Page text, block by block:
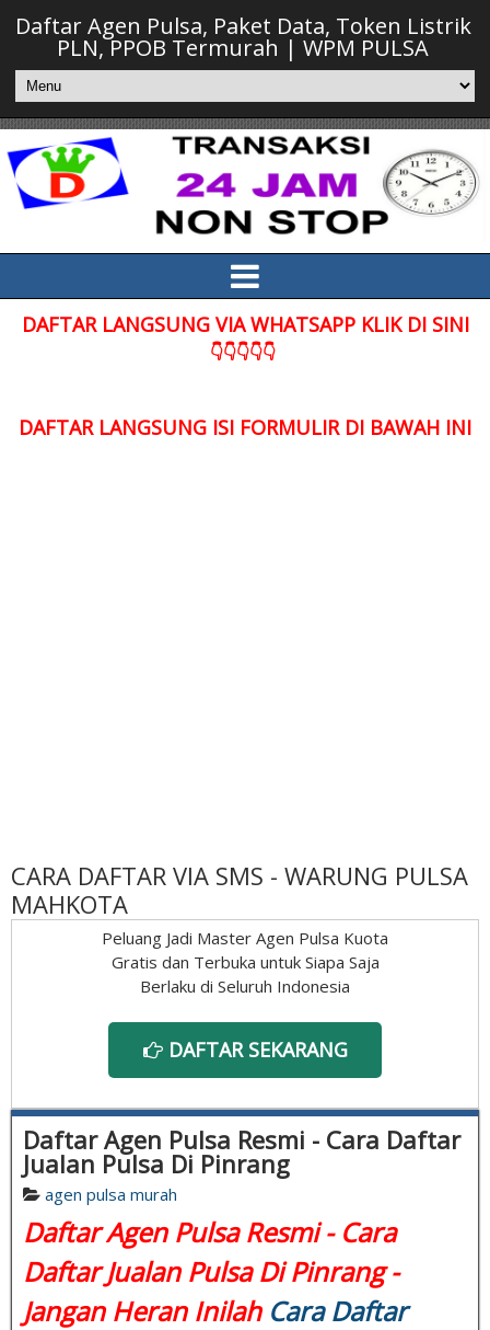
Daftar Agen Pulsa, Paket Data, Token Listrik
PLN, PPOB Termurah | WPM PULSA
DAFTAR LANGSUNG VIA WHATSAPP KLIK DI SINI
👇👇👇👇👇
DAFTAR LANGSUNG ISI FORMULIR DI BAWAH INI
CARA DAFTAR VIA SMS - WARUNG PULSA
MAHKOTA
Peluang Jadi Master Agen Pulsa Kuota
Gratis dan Terbuka untuk Siapa Saja
Berlaku di Seluruh Indonesia
DAFTAR SEKARANG
Daftar Agen Pulsa Resmi - Cara Daftar
Jualan Pulsa Di Pinrang
agen pulsa murah
Daftar Agen Pulsa Resmi - Cara
Daftar Jualan Pulsa Di Pinrang -
Jangan Heran Inilah Cara Daftar